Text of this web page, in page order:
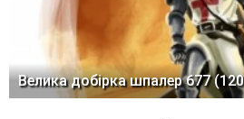
Велика добірка шпалер 677